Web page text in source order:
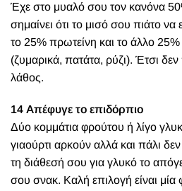
Έχε στο μυαλό σου τον κανόνα
σημαίνει ότι το μισό σου πιάτο να
το 25% πρωτείνη και το άλλο
(ζυμαρικά, πατάτα, ρύζι). Έτσι δεν
λάθος.
14 Απέφυγε το επιδόρπιο
Δύο κομμάτια φρούτου ή λίγο
γιαούρτι αρκούν αλλά και πάλι
τη διάθεσή σου για γλυκό το
σου σνακ. Καλή επιλογή είναι